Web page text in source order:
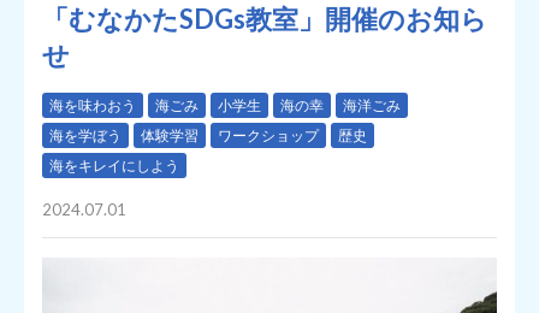
「むなかたSDGs教室」開催のお知ら
せ
海を味わおう 海ごみ 小学生 海の幸
海洋ごみ
海を学ぼう
体験学習 ワークショップ
歴史
海をキレイにしよう
2024.07.01